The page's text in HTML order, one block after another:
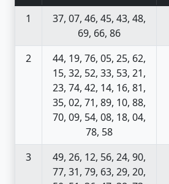
1
37, 07, 46, 45, 43, 48,
69, 66, 86
2
44, 19, 76, 05, 25, 62,
15, 32, 52, 33, 53, 21,
23, 74, 42, 14, 16, 81,
35, 02, 71, 89, 10, 88,
70, 09, 54, 08, 18, 04,
78, 58
3
49, 26, 12, 56, 24, 90,
77, 31, 79, 63, 29, 20,